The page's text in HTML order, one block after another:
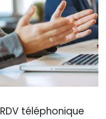
RDV téléphonique